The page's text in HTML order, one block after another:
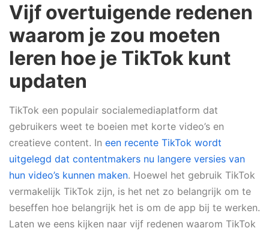
Vijf overtuigende redenen
waarom je zou moeten
leren hoe je TikTok kunt
updaten
TikTok een populair socialemediaplatform dat
gebruikers weet te boeien met korte video’s en
creatieve content. In een recente TikTok wordt
uitgelegd dat contentmakers nu langere versies van
hun video’s kunnen maken. Hoewel het gebruik TikTok
vermakelijk TikTok zijn, is het net zo belangrijk om te
beseffen hoe belangrijk het is om de app bij te werken.
Laten we eens kijken naar vijf redenen waarom TikTok